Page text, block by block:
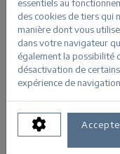
Jimmy
TAILLES
32 34
essentiels au
des cookies de tiers qui
manière dont vous
dans votre navigateur
également la possibilité
désactivation de
expérience de navigation.